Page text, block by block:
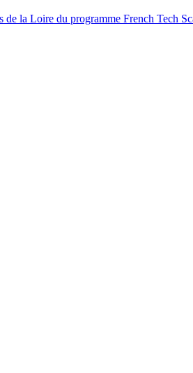
de la Loire du programme French Tech